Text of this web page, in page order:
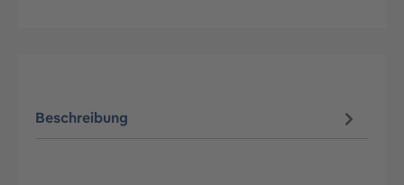
Beschreibung